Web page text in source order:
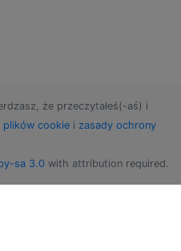
że przeczytałeś(-aś) i
plików cookie i zasady ochrony
sa 3.0 with attribution required.